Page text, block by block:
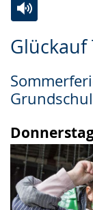
Glückauf
Leichten
wechseln.
Audio-
Video
Deutscher
wird
angezeigt.